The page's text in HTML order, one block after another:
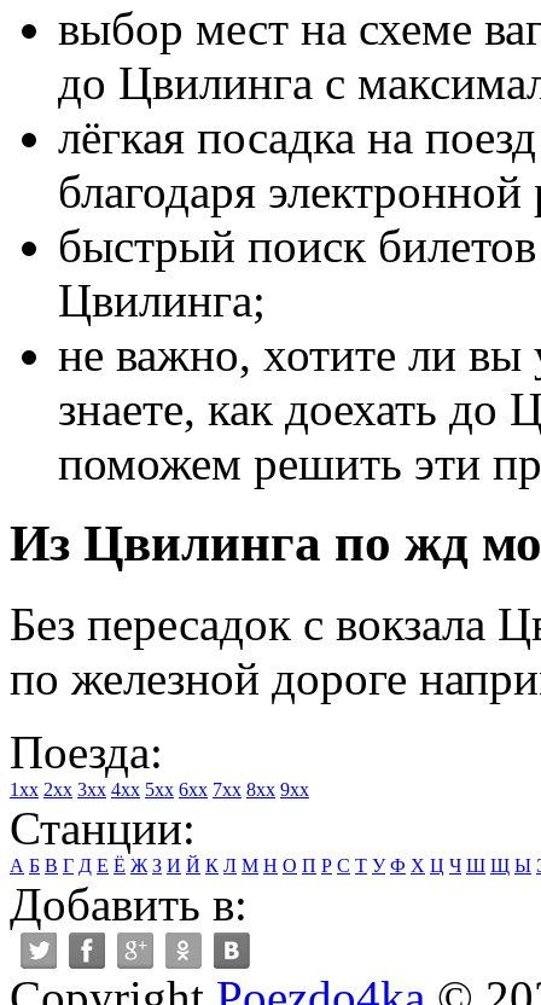
выбор мест на схеме
до Цвилинга с
лёгкая посадка на
благодаря
быстрый поиск
Цвилинга;
не важно, хотите ли вы
знаете, как доехать
поможем решить эти
Из Цвилинга по жд
Без пересадок с вокзала
по железной дороге
Поезда:
1xx 2xx 3xx 4xx 5xx 6xx 7xx 8xx 9xx
Станции:
А Б В Г Д Е Ё Ж З И Й К Л М Н О П Р С Т У Ф Х Ц Ч Ш Щ Ы
Добавить в: